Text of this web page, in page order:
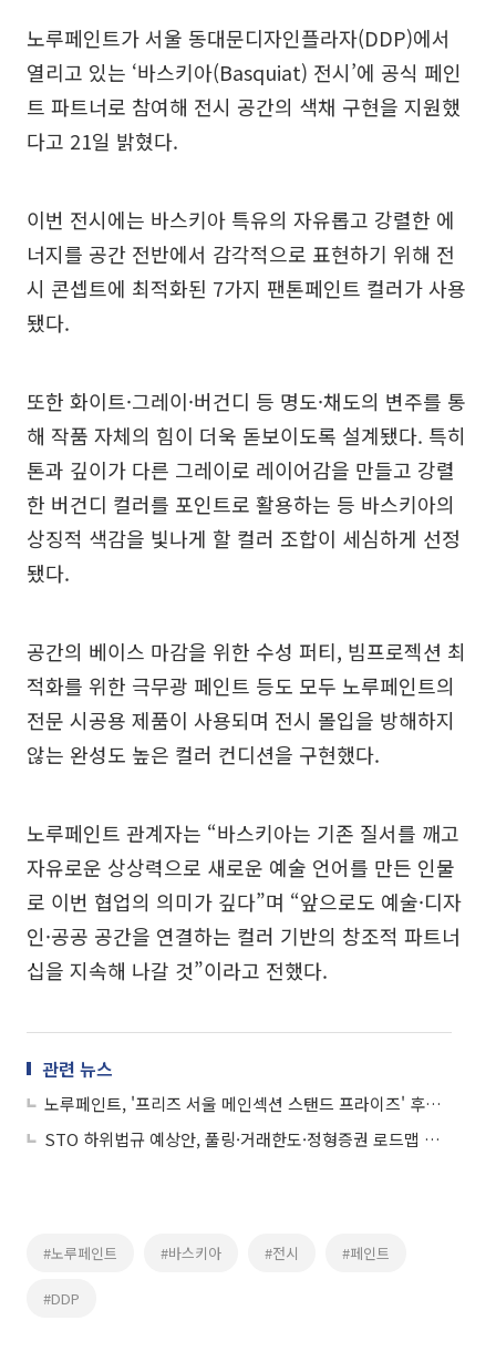
노루페인트가 서울 동대문디자인플라자(DDP)에서
열리고 있는 ‘바스키아(Basquiat) 전시’에 공식 페인
트 파트너로 참여해 전시 공간의 색채 구현을 지원했
다고 21일 밝혔다.
이번 전시에는 바스키아 특유의 자유롭고 강렬한 에
너지를 공간 전반에서 감각적으로 표현하기 위해 전
시 콘셉트에 최적화된 7가지 팬톤페인트 컬러가 사용
됐다.
또한 화이트·그레이·버건디 등 명도·채도의 변주를 통
해 작품 자체의 힘이 더욱 돋보이도록 설계됐다. 특히
톤과 깊이가 다른 그레이로 레이어감을 만들고 강렬
한 버건디 컬러를 포인트로 활용하는 등 바스키아의
상징적 색감을 빛나게 할 컬러 조합이 세심하게 선정
됐다.
공간의 베이스 마감을 위한 수성 퍼티, 빔프로젝션 최
적화를 위한 극무광 페인트 등도 모두 노루페인트의
전문 시공용 제품이 사용되며 전시 몰입을 방해하지
않는 완성도 높은 컬러 컨디션을 구현했다.
노루페인트 관계자는 “바스키아는 기존 질서를 깨고
자유로운 상상력으로 새로운 예술 언어를 만든 인물
로 이번 협업의 의미가 깊다”며 “앞으로도 예술·디자
인·공공 공간을 연결하는 컬러 기반의 창조적 파트너
십을 지속해 나갈 것”이라고 전했다.
관련 뉴스
노루페인트, '프리즈 서울 메인섹션 스탠드 프라이즈' 후원사 참여…"예술적 가치 확산"
STO 하위법규 예상안, 풀링·거래한도·정형증권 로드맵 제시
#노루페인트 #바스키아 #전시 #페인트
#DDP